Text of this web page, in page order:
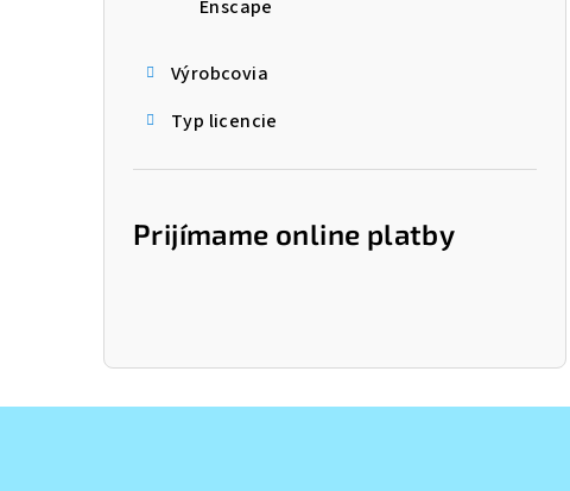
Enscape
Výrobcovia
Typ licencie
Prijímame online platby